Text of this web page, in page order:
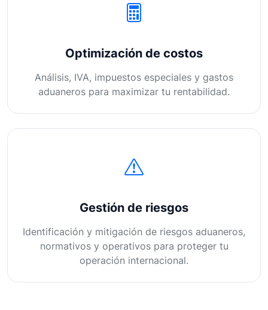
Optimización de costos
Análisis, IVA, impuestos especiales y gastos
aduaneros para maximizar tu rentabilidad.
Gestión de riesgos
Identificación y mitigación de riesgos aduaneros,
normativos y operativos para proteger tu
operación internacional.